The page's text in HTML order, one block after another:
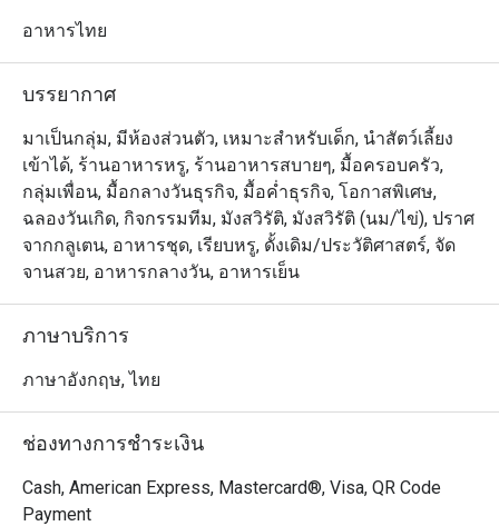
อาหารไทย
บรรยากาศ
มาเป็นกลุ่ม, มีห้องส่วนตัว, เหมาะสำหรับเด็ก, นำสัตว์เลี้ยง
เข้าได้, ร้านอาหารหรู, ร้านอาหารสบายๆ, มื้อครอบครัว,
กลุ่มเพื่อน, มื้อกลางวันธุรกิจ, มื้อค่ำธุรกิจ, โอกาสพิเศษ,
ฉลองวันเกิด, กิจกรรมทีม, มังสวิรัติ, มังสวิรัติ (นม/ไข่), ปราศ
จากกลูเตน, อาหารชุด, เรียบหรู, ดั้งเดิม/ประวัติศาสตร์, จัด
จานสวย, อาหารกลางวัน, อาหารเย็น
ภาษาบริการ
ภาษาอังกฤษ, ไทย
ช่องทางการชำระเงิน
Cash, American Express, Mastercard®, Visa, QR Code
Payment